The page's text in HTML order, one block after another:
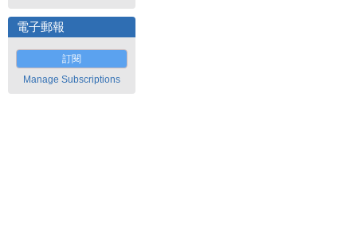
電子郵報
訂閱
Manage Subscriptions